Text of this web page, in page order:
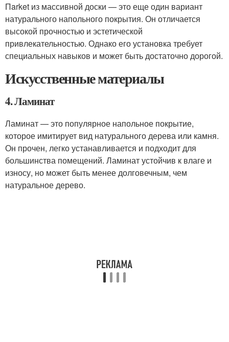
Пarket из массивной доски — это еще один вариант
натурального напольного покрытия. Он отличается
высокой прочностью и эстетической
привлекательностью. Однако его установка требует
специальных навыков и может быть достаточно дорогой.
Искусственные материалы
4. Ламинат
Ламинат — это популярное напольное покрытие,
которое имитирует вид натурального дерева или камня.
Он прочен, легко устанавливается и подходит для
большинства помещений. Ламинат устойчив к влаге и
износу, но может быть менее долговечным, чем
натуральное дерево.